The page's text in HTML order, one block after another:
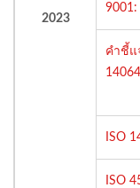
2023
9001:
คำชี้แ
ISO
ISO